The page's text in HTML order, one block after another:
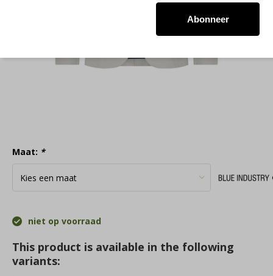
Maat: *
niet op voorraad
This product is available in the following
variants:
Abonneer